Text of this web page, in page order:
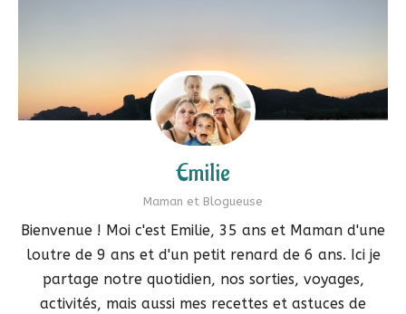
Emilie
Maman et Blogueuse
Bienvenue ! Moi c'est Emilie, 35 ans et Maman d'une
loutre de 9 ans et d'un petit renard de 6 ans. Ici je
partage notre quotidien, nos sorties, voyages,
activités, mais aussi mes recettes et astuces de